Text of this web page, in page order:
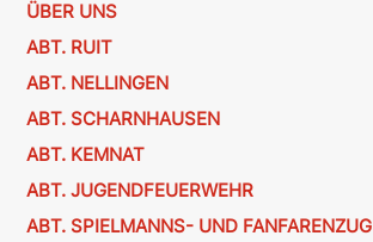
ÜBER UNS
ABT. RUIT
ABT. NELLINGEN
ABT. SCHARNHAUSEN
ABT. KEMNAT
ABT. JUGENDFEUERWEHR
ABT. SPIELMANNS- UND FANFARENZUG